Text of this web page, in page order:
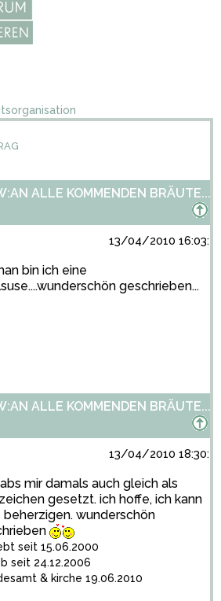
ALLE KOMMENDEN BRÄUTE...
13/04/2010
bin ich eine
geschrieben...
ALLE KOMMENDEN BRÄUTE...
13/04/2010
mir damals auch gleich als
gesetzt. ich hoffe, ich kann
beherzigen. wunderschön
seit 15.06.2000
seit 24.12.2006
& kirche 19.06.2010